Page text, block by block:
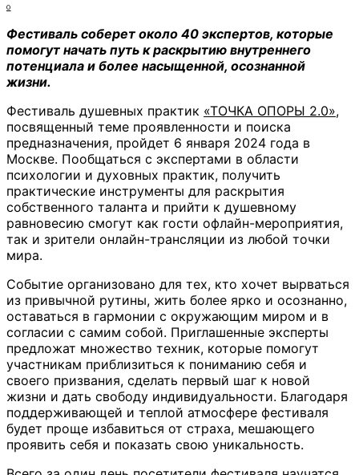
0
Фестиваль соберет около 40 экспертов, которые
помогут начать путь к раскрытию внутреннего
потенциала и более насыщенной, осознанной
жизни.
Фестиваль душевных практик «ТОЧКА ОПОРЫ 2.0»,
посвященный теме проявленности и поиска
предназначения, пройдет 6 января 2024 года в
Москве. Пообщаться с экспертами в области
психологии и духовных практик, получить
практические инструменты для раскрытия
собственного таланта и прийти к душевному
равновесию смогут как гости офлайн-мероприятия,
так и зрители онлайн-трансляции из любой точки
мира.
Событие организовано для тех, кто хочет вырваться
из привычной рутины, жить более ярко и осознанно,
оставаться в гармонии с окружающим миром и в
согласии с самим собой. Приглашенные эксперты
предложат множество техник, которые помогут
участникам приблизиться к пониманию себя и
своего призвания, сделать первый шаг к новой
жизни и дать свободу индивидуальности. Благодаря
поддерживающей и теплой атмосфере фестиваля
будет проще избавиться от страха, мешающего
проявить себя и показать свою уникальность.